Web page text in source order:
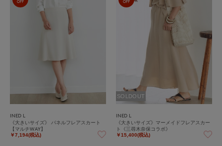
OFF
INED L
《大きいサイズ》 パネルフレアスカート
【マルチWAY】
￥7,194(税込)
OFF
SOLDOUT
INED L
《大きいサイズ》マーメイドフレアスカー
ト《三尋木奈保コラボ》
￥15,400(税込)